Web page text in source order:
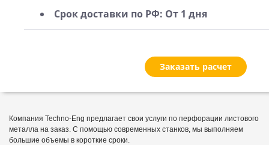
Срок доставки по РФ: От 1 дня
Заказать расчет
Компания Techno-Eng предлагает свои услуги по перфорации листового
металла на заказ. С помощью современных станков, мы выполняем
большие объемы в короткие сроки.